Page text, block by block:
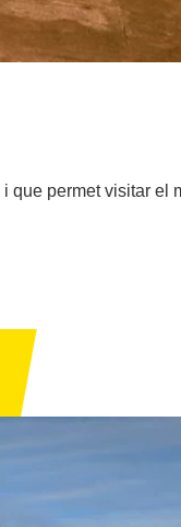
que permet visitar el